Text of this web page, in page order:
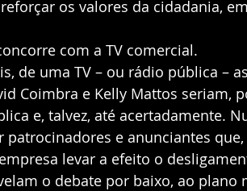
os valores da cidadania,
com a TV comercial.
de uma TV – ou rádio pública –
Coimbra e Kelly Mattos seriam,
e, talvez, até acertadamente.
e anunciantes
levar a efeito o
o debate por baixo, ao plano